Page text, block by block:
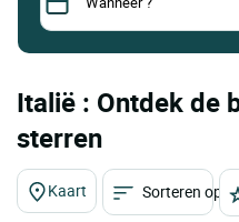
Italië : Ontdek de
sterren
Kaart Sorteren op